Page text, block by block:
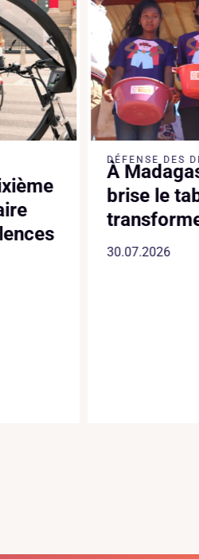
DÉFENSE DES
À
brise le
transforme
30.07.2026